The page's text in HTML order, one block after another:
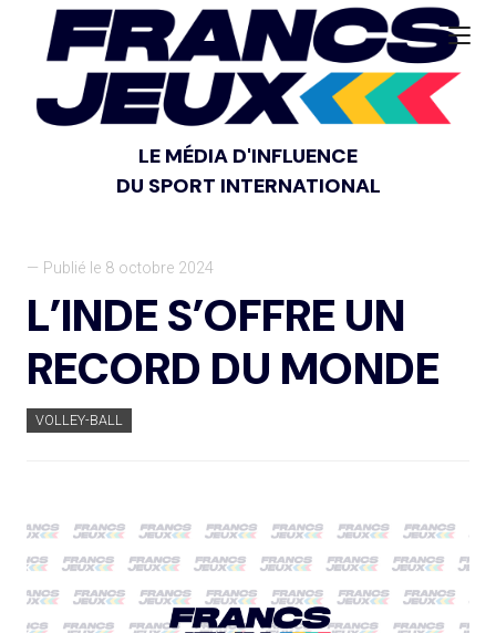
LE MÉDIA D'INFLUENCE
DU SPORT INTERNATIONAL
— Publié le 8 octobre 2024
L’INDE S’OFFRE UN
RECORD DU MONDE
VOLLEY-BALL